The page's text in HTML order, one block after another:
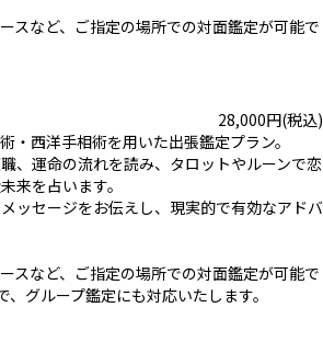
スなど、ご指定の場所での対面鑑定が可能で
28,000円(税込)
・西洋手相術を用いた出張鑑定プラン。
、運命の流れを読み、タロットやルーンで恋
来を占います。
ッセージをお伝えし、現実的で有効なアドバ
スなど、ご指定の場所での対面鑑定が可能で
グループ鑑定にも対応いたします。